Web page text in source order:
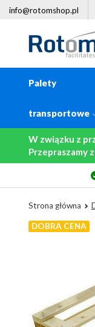
info@rotomshop.pl
Palety
transportowe
W związku z
Przepraszamy
Strona główna
DOBRA CENA